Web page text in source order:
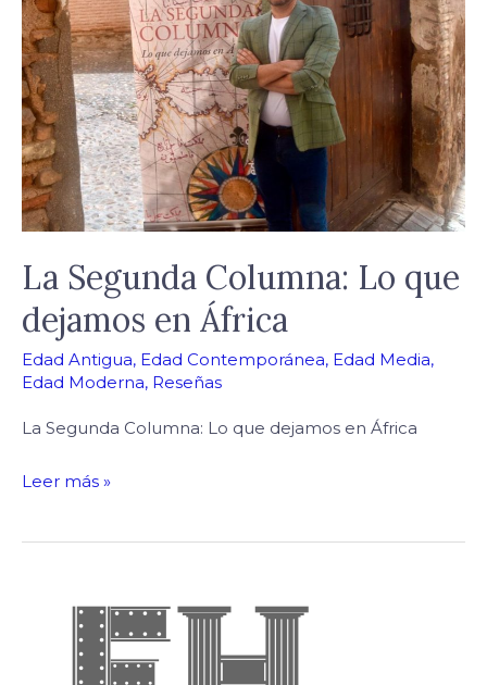
La Segunda Columna: Lo que
dejamos en África
Edad Antigua, Edad Contemporánea, Edad Media,
Edad Moderna, Reseñas
La Segunda Columna: Lo que dejamos en África
Columna:
Lo
que
dejamos
en
África
Leer más »